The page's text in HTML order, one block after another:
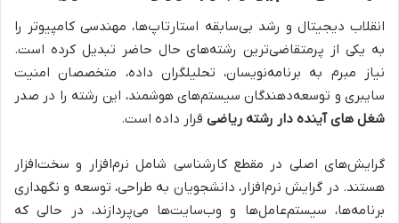
انقلاب دیجیتال و رشد بی‌سابقه استارتاپ‌ها، مهندسی کامپیوتر را
به یکی از پرمتقاضی‌ترین رشته‌های حال حاضر تبدیل کرده است.
نیاز مبرم به برنامه‌نویسان، تحلیلگران داده، متخصصان امنیت
سایبری و توسعه‌دهندگان سیستم‌های هوشمند، این رشته را در صدر
شغل های آینده دار رشته ریاضی قرار داده است.
گرایش‌های اصلی در مقطع کارشناسی شامل نرم‌افزار و سخت‌افزار
هستند. در گرایش نرم‌افزار، دانشجویان به طراحی، توسعه و نگهداری
برنامه‌ها، سیستم‌عامل‌ها و وب‌سایت‌ها می‌پردازند، در حالی که